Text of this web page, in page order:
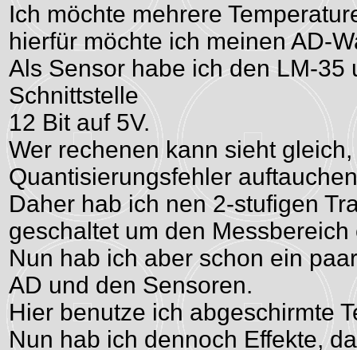
Ich möchte mehrere
hierfür möchte ich meinen AD-
Als Sensor habe ich den LM-35
Schnittstelle
12 Bit auf 5V.
Wer rechenen kann sieht
Quantisierungsfehler
Daher hab ich nen 2-stufigen
geschaltet um den
Nun hab ich aber schon ein
AD und den Sensoren.
Hier benutze ich abgeschirmte
Nun hab ich dennoch Effekte,